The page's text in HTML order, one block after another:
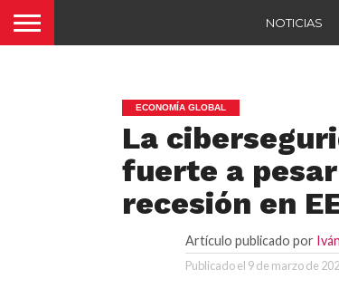
NOTICIAS
ECONOMÍA GLOBAL
La
fuerte a
recesión en
Artículo publicado por
Publicado el 9 de marzo de